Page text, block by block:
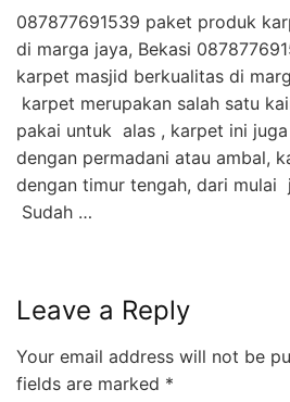
087877691539 paket produk
di marga jaya, Bekasi
karpet masjid berkualitas di
karpet merupakan salah satu
pakai untuk alas , karpet ini
dengan permadani atau ambal,
dengan timur tengah, dari mulai
Sudah …
Leave a Reply
Your email address will not be
fields are marked *